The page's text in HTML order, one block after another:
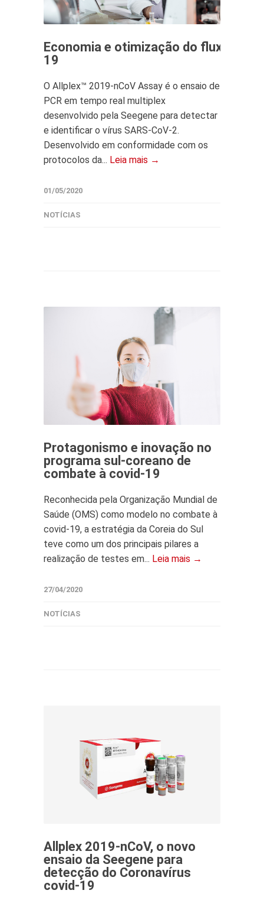
Economia e otimização do fluxo de
19
O Allplex™ 2019-nCoV Assay é o ensaio de
PCR em tempo real multiplex
desenvolvido pela Seegene para detectar
e identificar o vírus SARS-CoV-2.
Desenvolvido em conformidade com os
protocolos da... Leia mais →
01/05/2020
NOTÍCIAS
Protagonismo e inovação no
programa sul-coreano de
combate à covid-19
Reconhecida pela Organização Mundial de
Saúde (OMS) como modelo no combate à
covid-19, a estratégia da Coreia do Sul
teve como um dos principais pilares a
realização de testes em... Leia mais →
27/04/2020
NOTÍCIAS
Allplex 2019-nCoV, o novo
ensaio da Seegene para
detecção do Coronavírus
covid-19